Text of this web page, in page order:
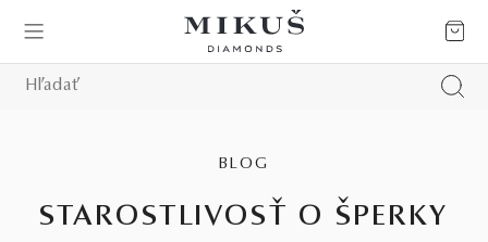
BLOG
STAROSTLIVOSŤ O ŠPERKY